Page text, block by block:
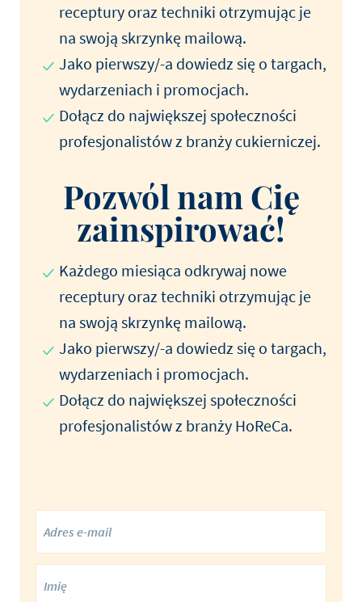
receptury oraz techniki otrzymując je
na swoją skrzynkę mailową.
Jako pierwszy/-a dowiedz się o targach,
wydarzeniach i promocjach.
Dołącz do największej społeczności
profesjonalistów z branży cukierniczej.
Pozwól nam Cię
zainspirować!
Każdego miesiąca odkrywaj nowe
receptury oraz techniki otrzymując je
na swoją skrzynkę mailową.
Jako pierwszy/-a dowiedz się o targach,
wydarzeniach i promocjach.
Dołącz do największej społeczności
profesjonalistów z branży HoReCa.